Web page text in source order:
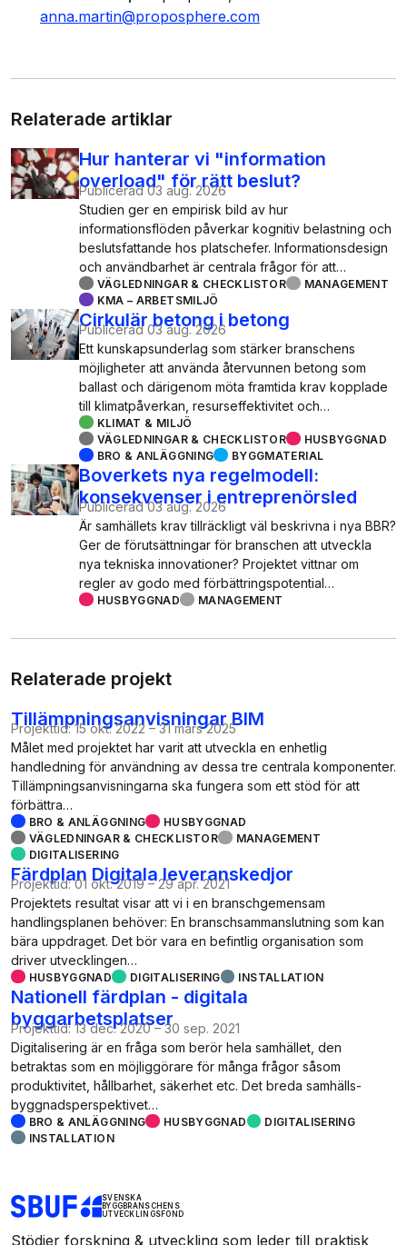
anna.martin@proposphere.com
Relaterade artiklar
Hur hanterar vi "information
overload" för rätt beslut?
Publicerad 03 aug. 2026
Studien ger en empirisk bild av hur
informationsflöden påverkar kognitiv belastning och
beslutsfattande hos platschefer. Informationsdesign
och användbarhet är centrala frågor för att…
VÄGLEDNINGAR & CHECKLISTOR
MANAGEMENT
KMA – ARBETSMILJÖ
Cirkulär betong i betong
Publicerad 03 aug. 2026
Ett kunskapsunderlag som stärker branschens
möjligheter att använda återvunnen betong som
ballast och därigenom möta framtida krav kopplade
till klimatpåverkan, resurseffektivitet och…
KLIMAT & MILJÖ
VÄGLEDNINGAR & CHECKLISTOR
HUSBYGGNAD
BRO & ANLÄGGNING
BYGGMATERIAL
Boverkets nya regelmodell:
konsekvenser i entreprenörsled
Publicerad 03 aug. 2026
Är samhällets krav tillräckligt väl beskrivna i nya BBR?
Ger de förutsättningar för branschen att utveckla
nya tekniska innovationer? Projektet vittnar om
regler av godo med förbättringspotential…
HUSBYGGNAD MANAGEMENT
Relaterade projekt
Tillämpningsanvisningar BIM
Projekttid: 15 okt. 2022 – 31 mars 2025
Målet med projektet har varit att utveckla en enhetlig
handledning för användning av dessa tre centrala komponenter.
Tillämpningsanvisningarna ska fungera som ett stöd för att
förbättra…
BRO & ANLÄGGNING
HUSBYGGNAD
VÄGLEDNINGAR & CHECKLISTOR
MANAGEMENT
DIGITALISERING
Färdplan Digitala leveranskedjor
Projekttid: 01 okt. 2019 – 29 apr. 2021
Projektets resultat visar att vi i en branschgemensam
handlingsplanen behöver: En branschsammanslutning som kan
bära uppdraget. Det bör vara en befintlig organisation som
driver utvecklingen…
HUSBYGGNAD DIGITALISERING INSTALLATION
Nationell färdplan - digitala
byggarbetsplatser
Projekttid: 13 dec. 2020 – 30 sep. 2021
Digitalisering är en fråga som berör hela samhället, den
betraktas som en möjliggörare för många frågor såsom
produktivitet, hållbarhet, säkerhet etc. Det breda samhälls-
byggnadsperspektivet…
BRO & ANLÄGGNING HUSBYGGNAD
DIGITALISERING
INSTALLATION
SVENSKA
BYGGBRANSCHENS
UTVECKLINGSFOND
Stödjer forskning & utveckling som leder till praktisk